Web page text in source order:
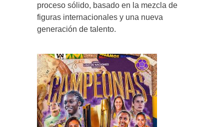
proceso sólido, basado en la mezcla de
figuras internacionales y una nueva
generación de talento.